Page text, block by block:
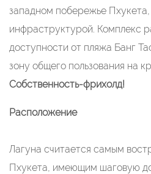
западном побережье
инфраструктурой. Комплекс
доступности от пляжа Банг
зону общего пользования на
Собственность-фрихолд!
Расположение
Лагуна считается самым
Пхукета, имеющим шаговую